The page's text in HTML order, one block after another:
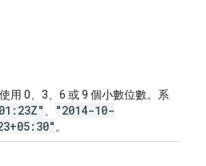
用 0、3、6 或 9 個小數位數。系
"2014-10-
。